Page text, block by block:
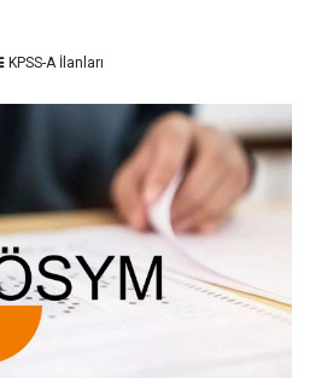
KPSS-A İlanları